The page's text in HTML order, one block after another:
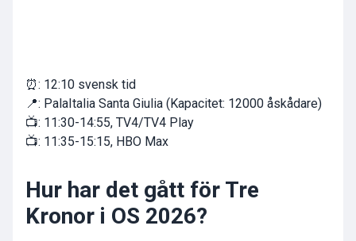
⏰: 12:10 svensk tid
📍: PalaItalia Santa Giulia (Kapacitet: 12000 åskådare)
📺: 11:30-14:55, TV4/TV4 Play
📺: 11:35-15:15, HBO Max
Hur har det gått för Tre
Kronor i OS 2026?